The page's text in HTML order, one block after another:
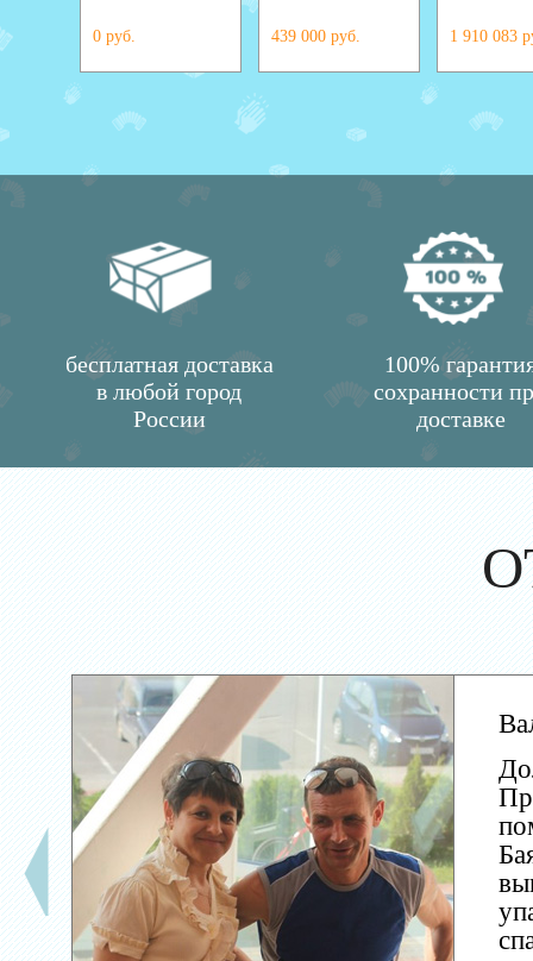
0 руб. 439 000 руб. 1 910 083
бесплатная доставка
в любой город
России
100%
сохранности
доставке